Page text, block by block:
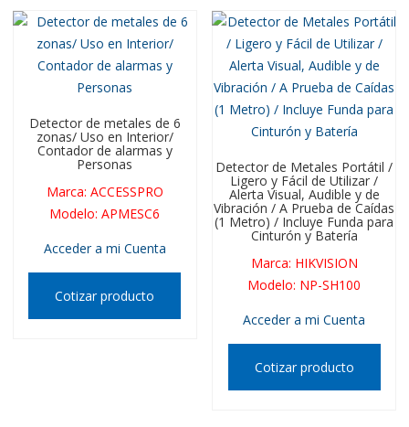
Detector de metales de 6
zonas/ Uso en Interior/
Contador de alarmas y
Personas
Marca: ACCESSPRO
Modelo:APMESC6
Acceder a mi Cuenta
Cotizar producto
Detector de Metales Portátil /
Ligero y Fácil de Utilizar /
Alerta Visual, Audible y de
Vibración / A Prueba de Caídas
(1 Metro) / Incluye Funda para
Cinturón y Batería
Marca: HIKVISION
Modelo: NP-SH100
Acceder a mi Cuenta
Cotizar producto